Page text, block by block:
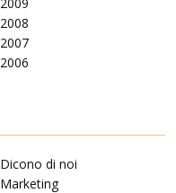
2008
2007
2006
Dicono di noi
Marketing